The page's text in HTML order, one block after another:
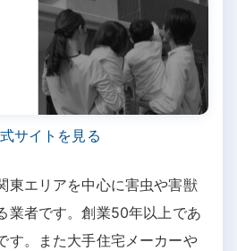
サイトを見る
東エリアを中心に害虫や害獣
業者です。創業50年以上であ
す。また大手住宅メーカーや